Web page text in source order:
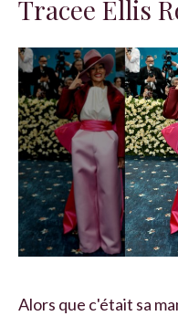
Tracee Ellis
Alors que c'était sa